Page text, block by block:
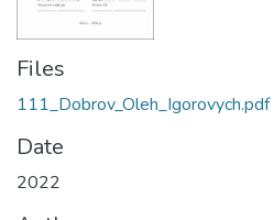
Files
111_Dobrov_Oleh_Igorovych.pdf
Date
2022